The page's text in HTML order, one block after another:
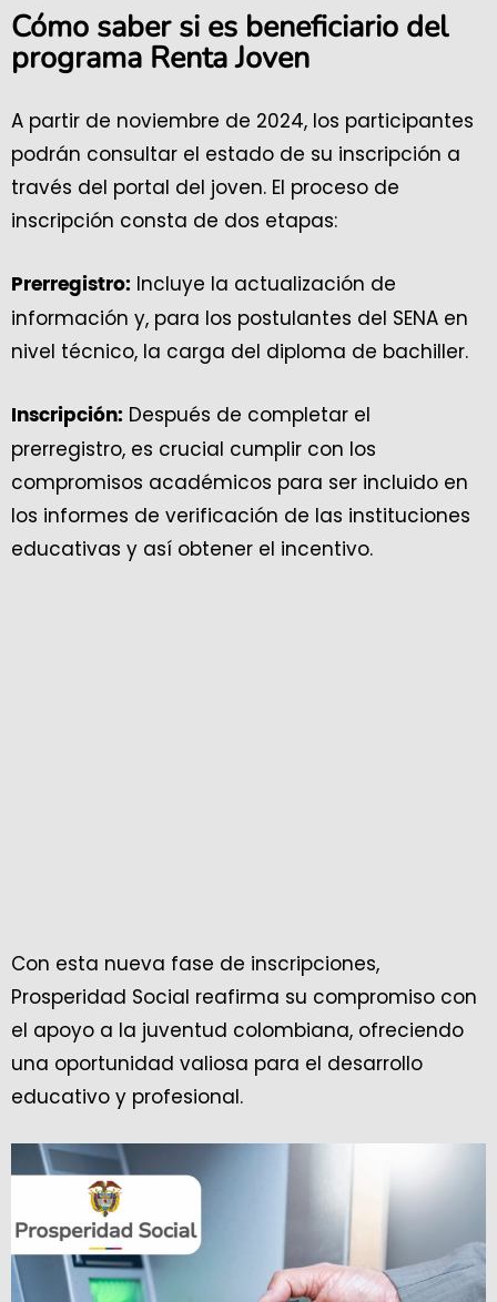
Cómo saber si es beneficiario del
programa Renta Joven
A partir de noviembre de 2024, los participantes
podrán consultar el estado de su inscripción a
través del portal del joven. El proceso de
inscripción consta de dos etapas:
Prerregistro: Incluye la actualización de
información y, para los postulantes del SENA en
nivel técnico, la carga del diploma de bachiller.
Inscripción: Después de completar el
prerregistro, es crucial cumplir con los
compromisos académicos para ser incluido en
los informes de verificación de las instituciones
educativas y así obtener el incentivo.
Con esta nueva fase de inscripciones,
Prosperidad Social reafirma su compromiso con
el apoyo a la juventud colombiana, ofreciendo
una oportunidad valiosa para el desarrollo
educativo y profesional.